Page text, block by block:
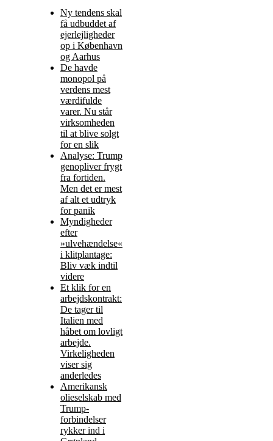
Ny tendens skal
få udbuddet af
ejerlejligheder
op i København
og Aarhus
De havde
monopol på
verdens mest
værdifulde
varer. Nu står
virksomheden
til at blive solgt
for en slik
Analyse: Trump
genopliver frygt
fra fortiden.
Men det er mest
af alt et udtryk
for panik
Myndigheder
efter
»ulvehændelse«
i klitplantage:
Bliv væk indtil
videre
Et klik for en
arbejdskontrakt:
De tager til
Italien med
håbet om lovligt
arbejde.
Virkeligheden
viser sig
anderledes
Amerikansk
olieselskab med
Trump-
forbindelser
rykker ind i